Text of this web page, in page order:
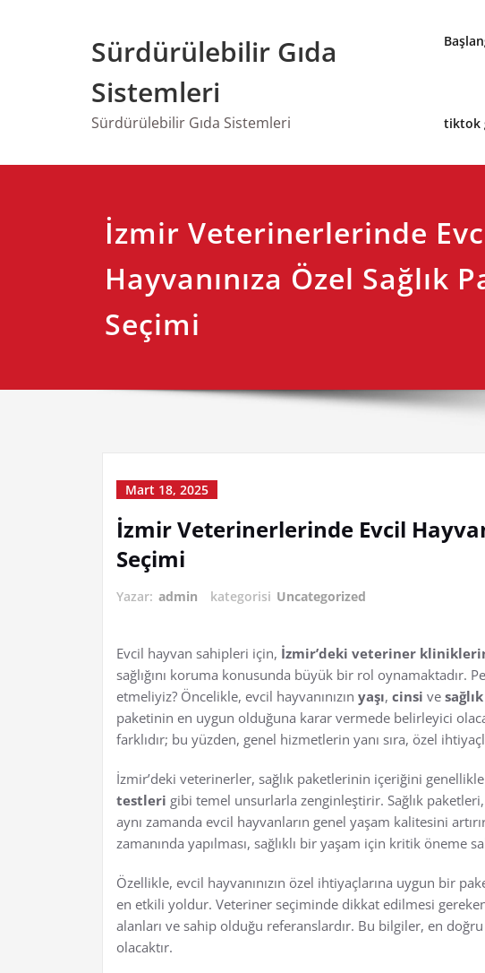
Sürdürülebilir Gıda
Sistemleri
Sürdürülebilir Gıda Sistemleri tiktok
İzmir Veterinerlerinde
Hayvanınıza Özel Sağlık
Seçimi
Mart 18, 2025
İzmir Veterinerlerinde Evcil
Seçimi
Yazar: admin kategorisi Uncategorized
Evcil hayvan sahipleri için, İzmir’deki veteriner
sağlığını koruma konusunda büyük bir rol oynamaktadır.
etmeliyiz? Öncelikle, evcil hayvanınızın yaşı, cinsi ve
paketinin en uygun olduğuna karar vermede belirleyici
farklıdır; bu yüzden, genel hizmetlerin yanı sıra, özel
İzmir’deki veterinerler, sağlık paketlerinin içeriğini genellikle
testleri gibi temel unsurlarla zenginleştirir. Sağlık
aynı zamanda evcil hayvanların genel yaşam kalitesini
zamanında yapılması, sağlıklı bir yaşam için kritik öneme
Özellikle, evcil hayvanınızın özel ihtiyaçlarına uygun bir
en etkili yoldur. Veteriner seçiminde dikkat edilmesi
alanları ve sahip olduğu referanslardır. Bu bilgiler, en doğru
olacaktır.